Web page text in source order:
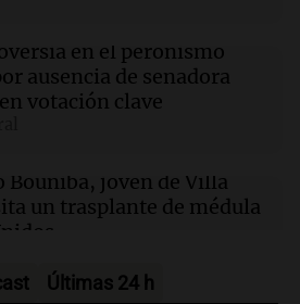
a los 51 años: la historia
de modelos que marcó una
San Cayetano en Córdoba
y trabajo
en el peronismo
ausencia de senadora
votación clave
Bouniba, joven de Villa
un trasplante de médula
Últimas 24 h